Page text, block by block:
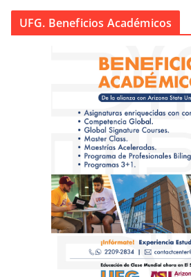
UFG. Beneficios Académicos